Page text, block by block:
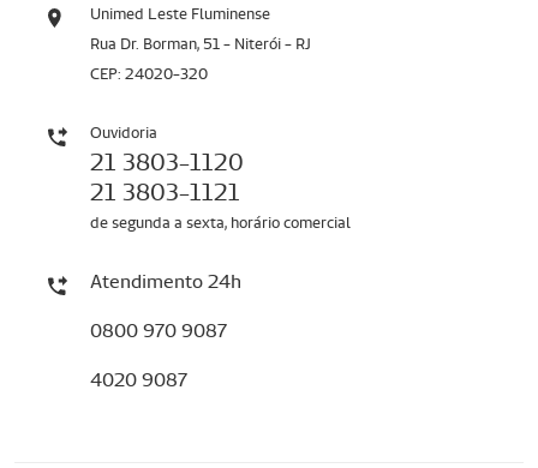
Unimed Leste Fluminense
Rua Dr. Borman, 51 - Niterói - RJ
CEP: 24020-320
Ouvidoria
21 3803-1120
21 3803-1121
de segunda a sexta, horário comercial
Atendimento 24h
0800 970 9087
4020 9087